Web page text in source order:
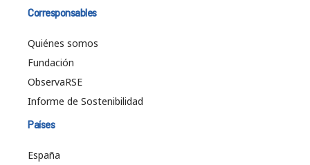
Corresponsables
Quiénes somos
Fundación
ObservaRSE
Informe de Sostenibilidad
Países
España